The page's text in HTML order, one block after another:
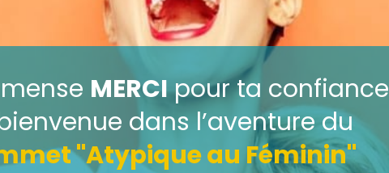
MERCIpour ta confiance
dans l’aventure du
"Atypique au Féminin"